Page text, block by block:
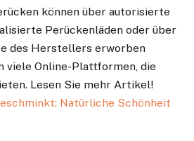
können über autorisierte
Perückenläden oder über
des Herstellers erworben
viele Online-Plattformen, die
Lesen Sie mehr Artikel!
Natürliche Schönheit